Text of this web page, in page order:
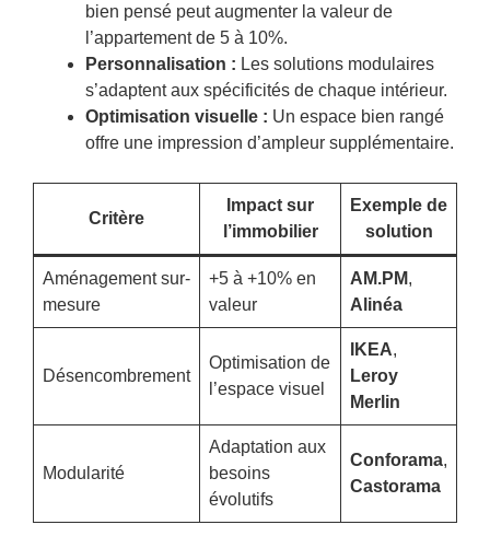
bien pensé peut augmenter la valeur de
l’appartement de 5 à 10%.
Personnalisation : Les solutions modulaires
s’adaptent aux spécificités de chaque intérieur.
Optimisation visuelle : Un espace bien rangé
offre une impression d’ampleur supplémentaire.
Critère
Impact sur
l’immobilier
Exemple de
solution
Aménagement sur-
mesure
+5 à +10% en
valeur
AM.PM,
Alinéa
Désencombrement
Optimisation de
l’espace visuel
IKEA,
Leroy
Merlin
Modularité
Adaptation aux
besoins
évolutifs
Conforama,
Castorama